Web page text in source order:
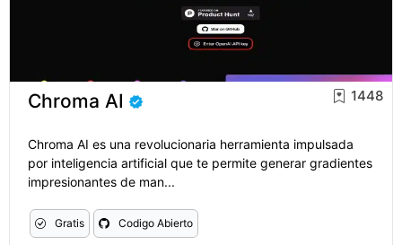
Chroma AI 1448
Chroma AI es una revolucionaria herramienta impulsada
por inteligencia artificial que te permite generar gradientes
impresionantes de man...
Gratis Codigo Abierto